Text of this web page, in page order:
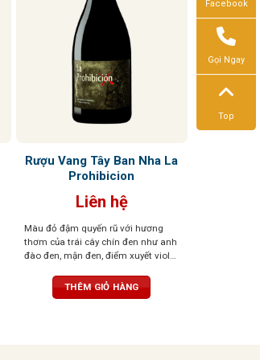
Rượu Vang Tây Ban Nha La
Prohibicion
Liên hệ
Màu đỏ đậm quyến rũ với hương
thơm của trái cây chín đen như anh
đào đen, mận đen, điểm xuyết violet,
nhẹ. Vị rượu cân bằng, tươi mới,
sống động, giàu tannin nhưng hài
THÊM GIỎ HÀNG
Facebook
Gọi Ngay
Top